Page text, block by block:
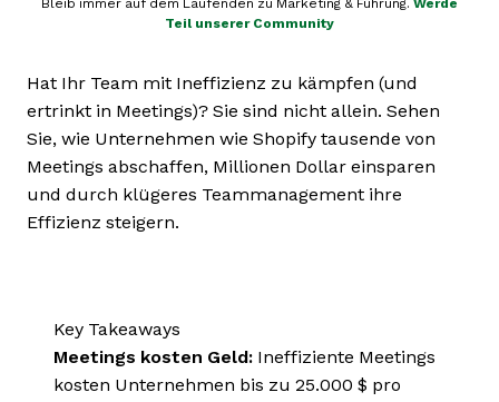
Bleib immer auf dem Laufenden zu Marketing & Führung. Werde
Teil unserer Community
Hat Ihr Team mit Ineffizienz zu kämpfen (und
ertrinkt in Meetings)? Sie sind nicht allein. Sehen
Sie, wie Unternehmen wie Shopify tausende von
Meetings abschaffen, Millionen Dollar einsparen
und durch klügeres Teammanagement ihre
Effizienz steigern.
Key Takeaways
Meetings kosten Geld: Ineffiziente Meetings
kosten Unternehmen bis zu 25.000 $ pro